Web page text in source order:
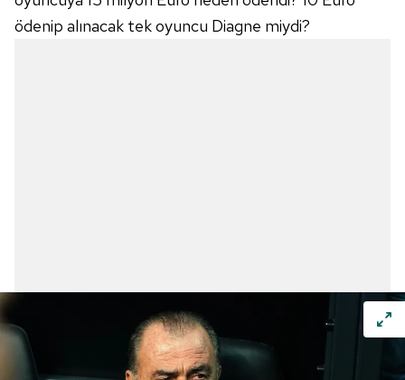
kullanılmaktadır. Bu çerezler vasıtasıyla çeşitli kişisel
verileriniz işlenmekte olup gerekli olan çerezler bilgi
6698 sayılı Kişisel Verilerin Korunması Kanunu uyarınca
hazırlanmış Aydınlatma Metnimizi okumak ve sitemizde
ilgili mevzuata uygun olarak kullanılan çerezlerle ilgili bilgi
tıklayınız.
ödenip alınacak tek oyuncu Diagne miydi?